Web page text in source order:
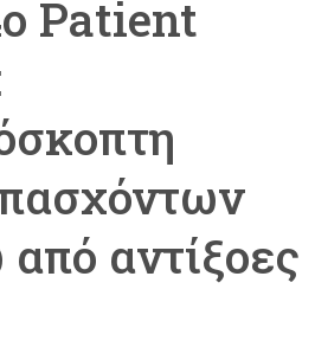
Patient
αντίξοες